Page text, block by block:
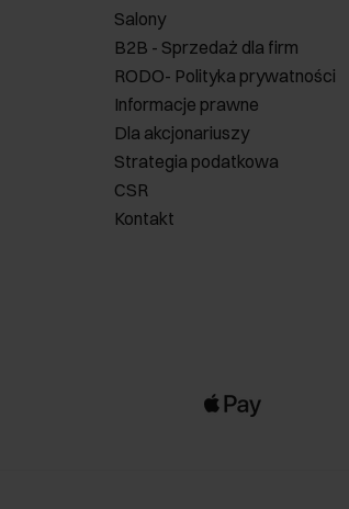
Salony
B2B - Sprzedaż dla firm
RODO- Polityka prywatności
Informacje prawne
Dla akcjonariuszy
Strategia podatkowa
CSR
Kontakt